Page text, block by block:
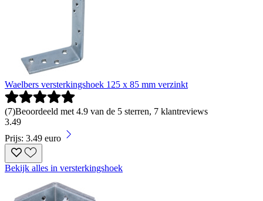
Waelbers versterkingshoek 125 x 85 mm verzinkt
(7)Beoordeeld met 4.9 van de 5 sterren, 7 klantreviews
3.49
Prijs: 3.49 euro
Bekijk alles in versterkingshoek